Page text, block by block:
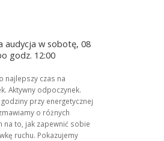
audycja w sobotę, 08
godz. 12:00
najlepszy czas na
Aktywny odpoczynek.
przy energetycznej
o różnych
na to, jak zapewnić sobie
ruchu. Pokazujemy